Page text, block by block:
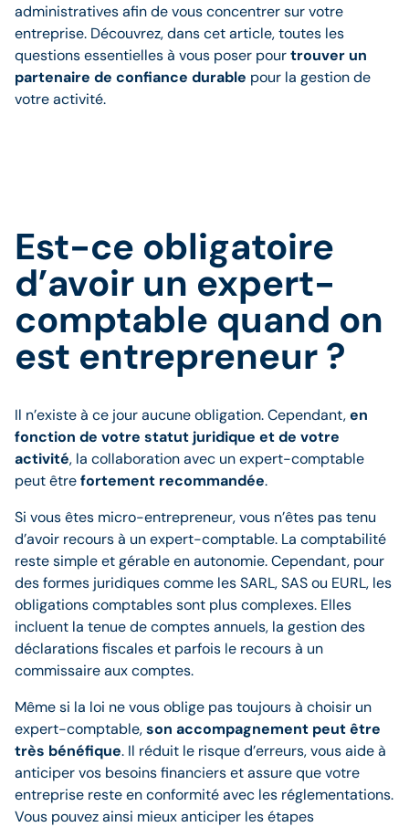
administratives afin de vous concentrer sur votre
entreprise. Découvrez, dans cet article, toutes les
questions essentielles à vous poser pourtrouver un
partenaire de confiance durable pour la gestion de
votre activité.
Est-ce obligatoire
d’avoir un expert-
comptable quand on
est entrepreneur ?
Il n’existe à ce jour aucune obligation. Cependant,en
fonction de votre statut juridique et de votre
activité, la collaboration avec un expert-comptable
peut êtrefortement recommandée.
Si vous êtes micro-entrepreneur, vous n’êtes pas tenu
d’avoir recours à un expert-comptable. La comptabilité
reste simple et gérable en autonomie. Cependant, pour
des formes juridiques comme les SARL, SAS ou EURL, les
obligations comptables sont plus complexes. Elles
incluent la tenue de comptes annuels, la gestion des
déclarations fiscales et parfois le recours à un
commissaire aux comptes.
Même si la loi ne vous oblige pas toujours à choisir un
expert-comptable,son accompagnement peut être
très bénéfique. Il réduit le risque d’erreurs, vous aide à
anticiper vos besoins financiers et assure que votre
entreprise reste en conformité avec les réglementations.
Vous pouvez ainsi mieux anticiper les étapes